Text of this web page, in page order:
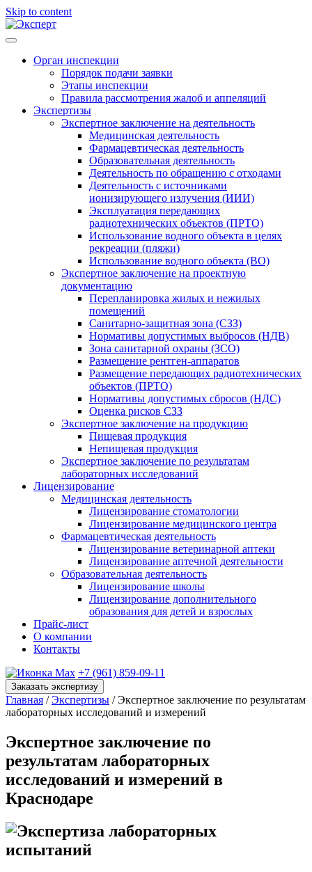
Skip to content
Орган инспекции
Порядок подачи заявки
Этапы инспекции
Правила рассмотрения жалоб и аппеляций
Экспертизы
Экспертное заключение на деятельность
Медицинская деятельность
Фармацевтическая деятельность
Образовательная деятельность
Деятельность по обращению с отходами
Деятельность с источниками
ионизирующего излучения (ИИИ)
Эксплуатация передающих
радиотехнических объектов (ПРТО)
Использование водного объекта в целях
рекреации (пляжи)
Использование водного объекта (ВО)
Экспертное заключение на проектную
документацию
Перепланировка жилых и нежилых
помещений
Санитарно‑защитная зона (СЗЗ)
Нормативы допустимых выбросов (НДВ)
Зона санитарной охраны (ЗСО)
Размещение рентген‑аппаратов
Размещение передающих радиотехнических
объектов (ПРТО)
Нормативы допустимых сбросов (НДС)
Оценка рисков СЗЗ
Экспертное заключение на продукцию
Пищевая продукция
Непищевая продукция
Экспертное заключение по результатам
лабораторных исследований
Лицензирование
Медицинская деятельность
Лицензирование стоматологии
Лицензирование медицинского центра
Фармацевтическая деятельность
Лицензирование ветеринарной аптеки
Лицензирование аптечной деятельности
Образовательная деятельность
Лицензирование школы
Лицензирование дополнительного
образования для детей и взрослых
Прайс-лист
О компании
Контакты
+7 (961) 859-09-11
Заказать экспертизу
Главная /Экспертизы / Экспертное заключение по результатам
лабораторных исследований и измерений
Экспертное заключение по
результатам лабораторных
исследований и измерений в
Краснодаре